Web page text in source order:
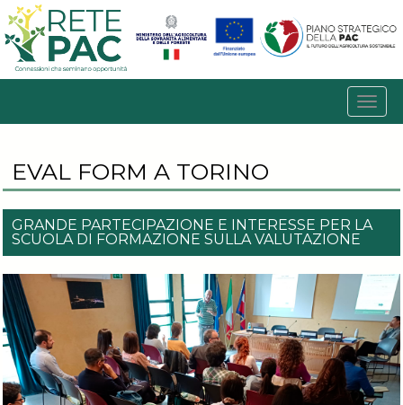
EVAL FORM A TORINO
GRANDE PARTECIPAZIONE E INTERESSE PER LA
SCUOLA DI FORMAZIONE SULLA VALUTAZIONE